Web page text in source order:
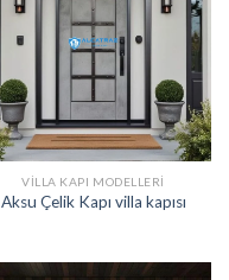
VILLA KAPI MODELLERI
Aksu Çelik Kapı villa kapısı